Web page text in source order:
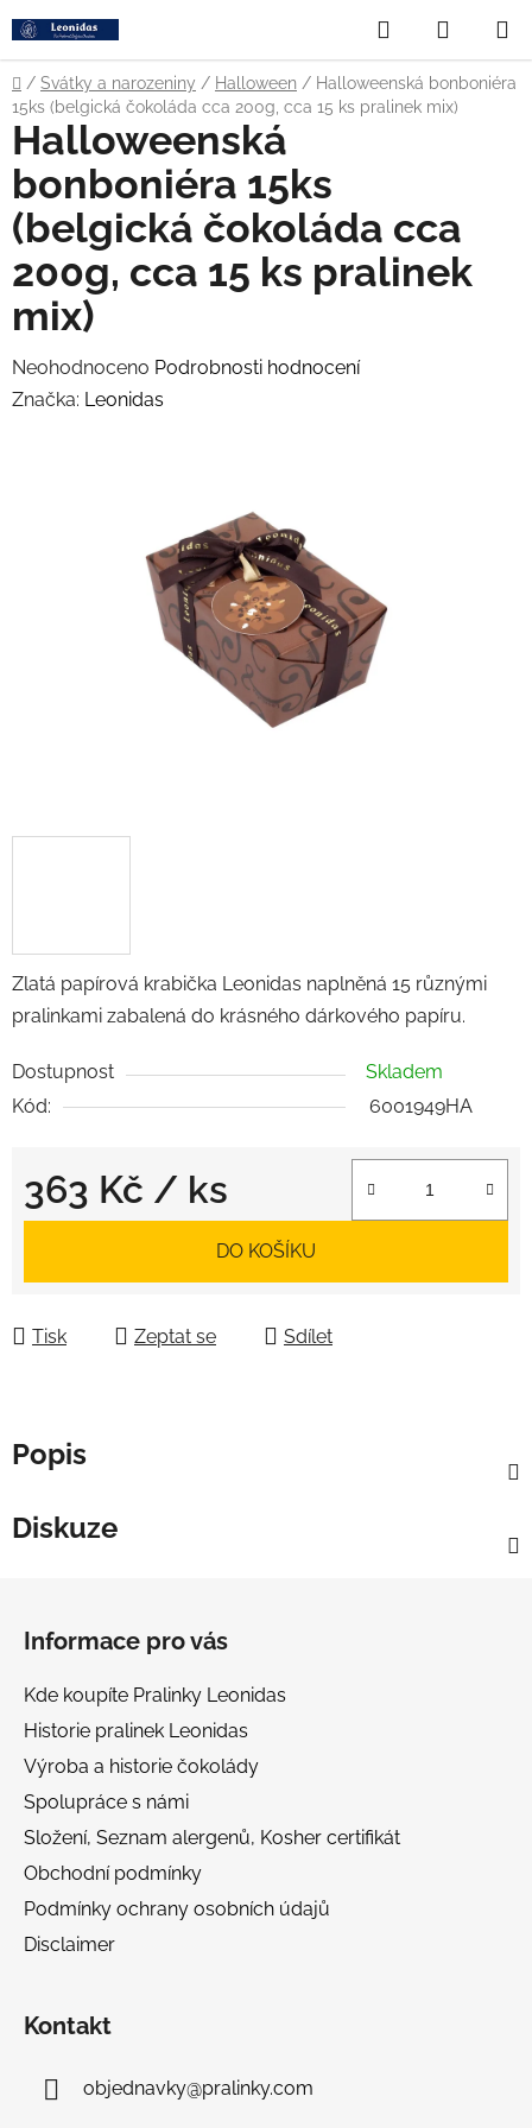
na
obsah
Hledat
KOŠÍK
Domů
/ Svátky a narozeniny / Halloween / Halloweenská bonboniéra
15ks (belgická čokoláda cca 200g, cca 15 ks pralinek mix)
Zlatá papírová krabička Leonidas naplněná 15 různými
pralinkami zabalená do krásného dárkového papíru.
Dostupnost
Skladem
Kód:
6001949HA
363 Kč / ks
Měrná cena:
DO KOŠÍKU
Tisk Zeptat se Sdílet
Halloweenská
bonboniéra 15ks
(belgická čokoláda cca
200g, cca 15 ks pralinek
mix)
Průměrné
hodnocení
Neohodnoceno Podrobnosti hodnocení
Značka: Leonidas
Popis
Diskuze
Informace pro vás
Kde koupíte Pralinky Leonidas
Historie pralinek Leonidas
Výroba a historie čokolády
Spolupráce s námi
Složení, Seznam alergenů, Kosher certifikát
Obchodní podmínky
Podmínky ochrany osobních údajů
Disclaimer
Kontakt
objednavky@pralinky.com